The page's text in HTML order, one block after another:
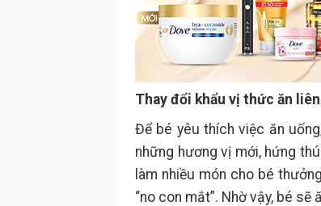
Thay đổi khẩu vị thức ăn
Để bé yêu thích việc ăn
những hương vị mới, hứng
làm nhiều món cho bé
“no con mắt”. Nhờ vậy, bé sẽ